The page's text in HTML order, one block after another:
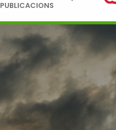
PUBLICACIONS